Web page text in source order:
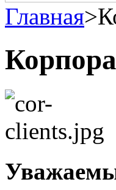
Главная>